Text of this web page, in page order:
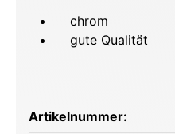
chrom
gute Qualität
Artikelnummer: